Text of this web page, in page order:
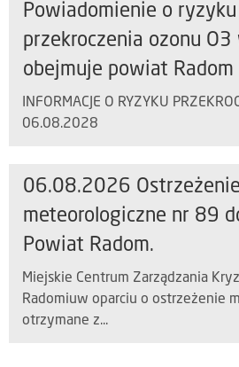
Powiadomienie o
przekroczenia ozonu
obejmuje powiat Radom
INFORMACJE O RYZYKU
06.08.2028
06.08.2026 Ostrzeżenie
meteorologiczne nr 89
Powiat Radom.
Miejskie Centrum Zarządzania
Radomiuw oparciu o ostrzeżenie
otrzymane z...